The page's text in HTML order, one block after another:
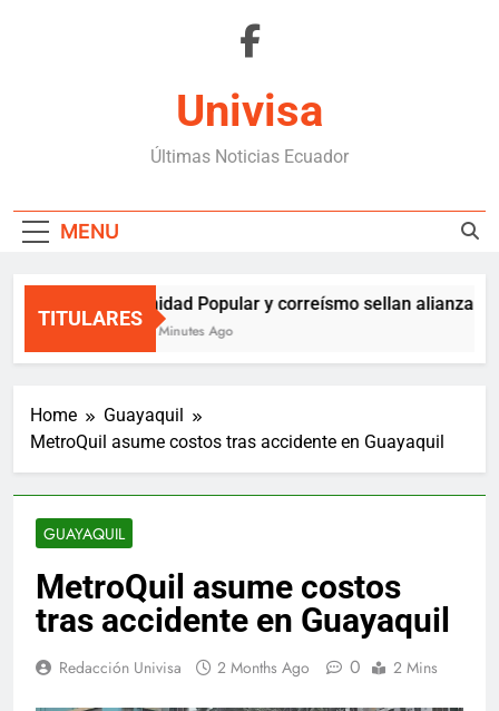
Univisa
Últimas Noticias Ecuador
MENU
TITULARES
Unidad Popular y correísmo sellan alianza
48 Minutes Ago
Home
Guayaquil
MetroQuil asume costos tras accidente en Guayaquil
GUAYAQUIL
MetroQuil asume costos
tras accidente en Guayaquil
Redacción Univisa 2 Months Ago 0 2 Mins